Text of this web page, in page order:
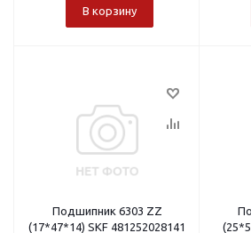
В корзину
Подшипник 6303 ZZ
(17*47*14) SKF 481252028141